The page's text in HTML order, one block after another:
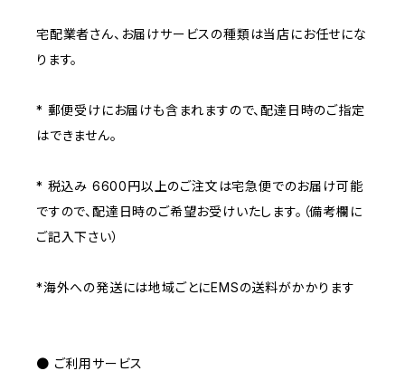
宅配業者さん、お届けサービスの種類は当店にお任せにな
ります。
* 郵便受けにお届けも含まれますので、配達日時のご指定
はできません。
* 税込み 6600円以上のご注文は宅急便でのお届け可能
ですので、配達日時のご希望お受けいたします。（備考欄に
ご記入下さい）
*海外への発送には地域ごとにEMSの送料がかかります
● ご利用サービス